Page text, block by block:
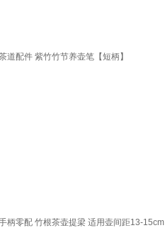
配件 紫竹竹节养壶笔【短柄】
柄零配 竹根茶壶提梁 适用壶间距13-15cm